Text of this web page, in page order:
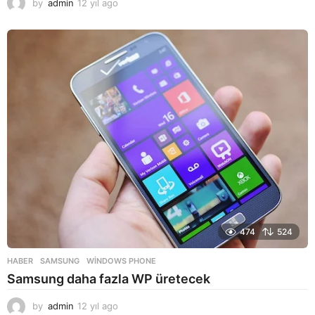
by admin 12 yıl ago
y
l
a
g
o
474 524
HABER SAMSUNG ,WINDOWS PHONE
Samsung daha fazla WP üretecek
by admin 12 yıl ago